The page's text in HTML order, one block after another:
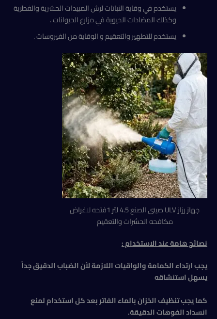
يستخدم في وقاية النباتات لرش المبيدات الحشرية والفطرية
وكذلك المضادات الحيوية في مزارع الحيوانات .
يستخدم للتطهير والتعقيم و الوقاية من الفيروسات .
جهاز رزاز ULV صينى الصنع 4.5 لتر 1فتحه لاغراض
مكافحه الحشرات والتعقيم
نصائح هامة عند الاستخدام :
يجب ارتداء الكمامة والواقيات اللازمة لأن الضباب الدقيق جداً
يسهل استنشاقه
كما يجب تنظيف الخزان بالماء الفاتر بعد كل استخدام لمنع
انسداد الفوهات الدقيقة.